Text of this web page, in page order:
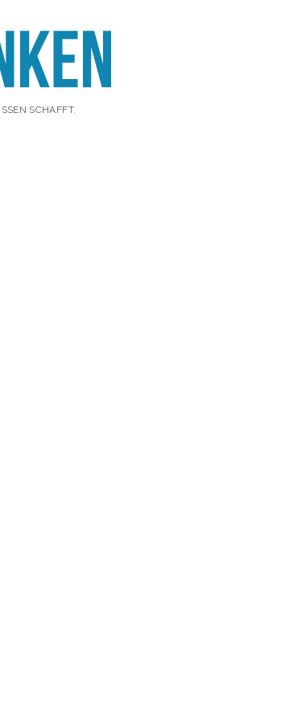
SCHAFFT.